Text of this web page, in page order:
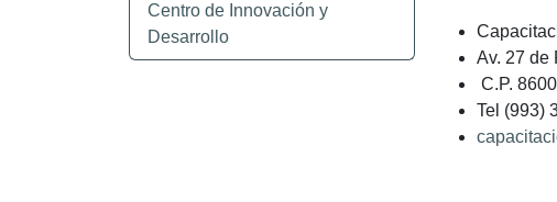
Centro de Innovación y
Desarrollo
Av. 27 de
C.P.
Tel (993)